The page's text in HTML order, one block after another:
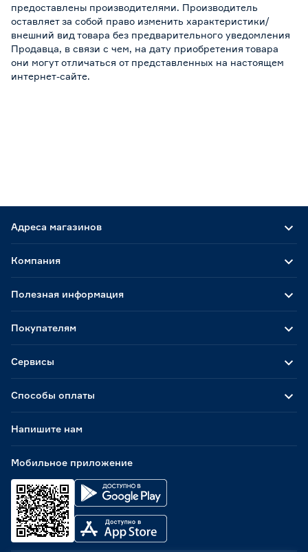
предоставлены производителями. Производитель
оставляет за собой право изменить характеристики/
внешний вид товара без предварительного уведомления
Продавца, в связи с чем, на дату приобретения товара
они могут отличаться от представленных на настоящем
интернет-сайте.
Адреса магазинов
Способы оплаты
Мобильное приложение
Компания
Полезная информация
Покупателям
Сервисы
Напишите нам